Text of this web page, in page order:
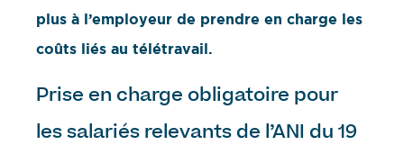
plus à l’employeur de prendre en charge les
coûts liés au télétravail.
Prise en charge obligatoire pour
les salariés relevants de l’ANI du 19